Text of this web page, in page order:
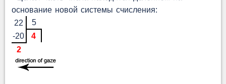
основание новой системы счисления:
22
5
-20
4
2